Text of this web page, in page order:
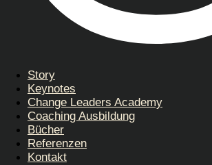
Story
Keynotes
Change Leaders Academy
Coaching Ausbildung
Bücher
Referenzen
Kontakt